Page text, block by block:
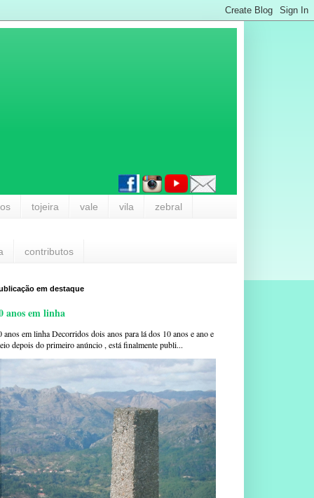
tojeira vale vila zebral
contributos
em destaque
anos em linha
anos em linha Decorridos dois anos para lá dos 10 anos e ano e
depois do primeiro anúncio , está finalmente publi...